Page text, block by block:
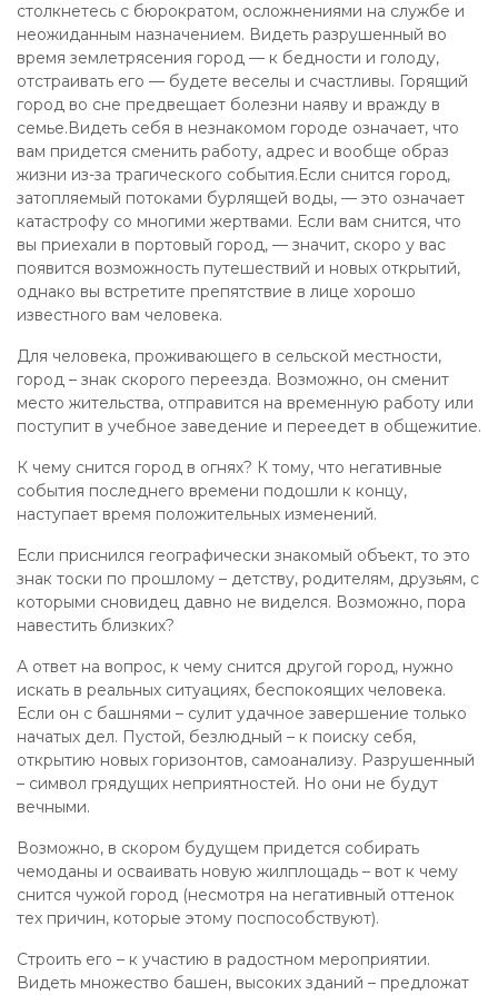
столкнетесь с бюрократом, осложнениями на службе и
неожиданным назначением. Видеть разрушенный во
время землетрясения город — к бедности и голоду,
отстраивать его — будете веселы и счастливы. Горящий
город во сне предвещает болезни наяву и вражду в
семье.Видеть себя в незнакомом городе означает, что
вам придется сменить работу, адрес и вообще образ
жизни из-за трагического события.Если снится город,
затопляемый потоками бурлящей воды, — это означает
катастрофу со многими жертвами. Если вам снится, что
вы приехали в портовый город, — значит, скоро у вас
появится возможность путешествий и новых открытий,
однако вы встретите препятствие в лице хорошо
известного вам человека.
Для человека, проживающего в сельской местности,
город – знак скорого переезда. Возможно, он сменит
место жительства, отправится на временную работу или
поступит в учебное заведение и переедет в общежитие.
К чему снится город в огнях? К тому, что негативные
события последнего времени подошли к концу,
наступает время положительных изменений.
Если приснился географически знакомый объект, то это
знак тоски по прошлому – детству, родителям, друзьям, с
которыми сновидец давно не виделся. Возможно, пора
навестить близких?
А ответ на вопрос, к чему снится другой город, нужно
искать в реальных ситуациях, беспокоящих человека.
Если он с башнями – сулит удачное завершение только
начатых дел. Пустой, безлюдный – к поиску себя,
открытию новых горизонтов, самоанализу. Разрушенный
– символ грядущих неприятностей. Но они не будут
вечными.
Возможно, в скором будущем придется собирать
чемоданы и осваивать новую жилплощадь – вот к чему
снится чужой город (несмотря на негативный оттенок
тех причин, которые этому поспособствуют).
Строить его – к участию в радостном мероприятии.
Видеть множество башен, высоких зданий – предложат